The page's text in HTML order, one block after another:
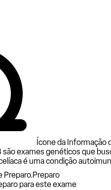
Ícone da Informação
exames genéticos que
é uma condição
Preparo.Preparo
para este exame